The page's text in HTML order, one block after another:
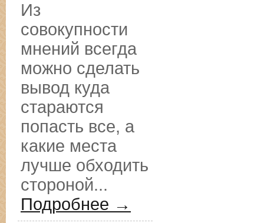
Из
совокупности
мнений всегда
можно сделать
вывод куда
стараются
попасть все, а
какие места
лучше обходить
стороной...
Подробнее →